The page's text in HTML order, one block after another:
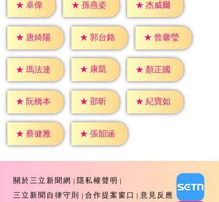
★ 卓偉 ★ 孫燕姿 ★ 杰威爾
★ 唐綺陽 ★ 郭台銘 ★ 曾馨瑩
★ 瑪法達 ★ 康凱 ★ 顏正國
★ 阮橋本 ★ 邵昕 ★ 紀寶如
★ 蔡健雅 ★ 張韶涵
關於三立新聞網
隱私權聲明
三立新聞自律守則
合作提案窗口 意見反應